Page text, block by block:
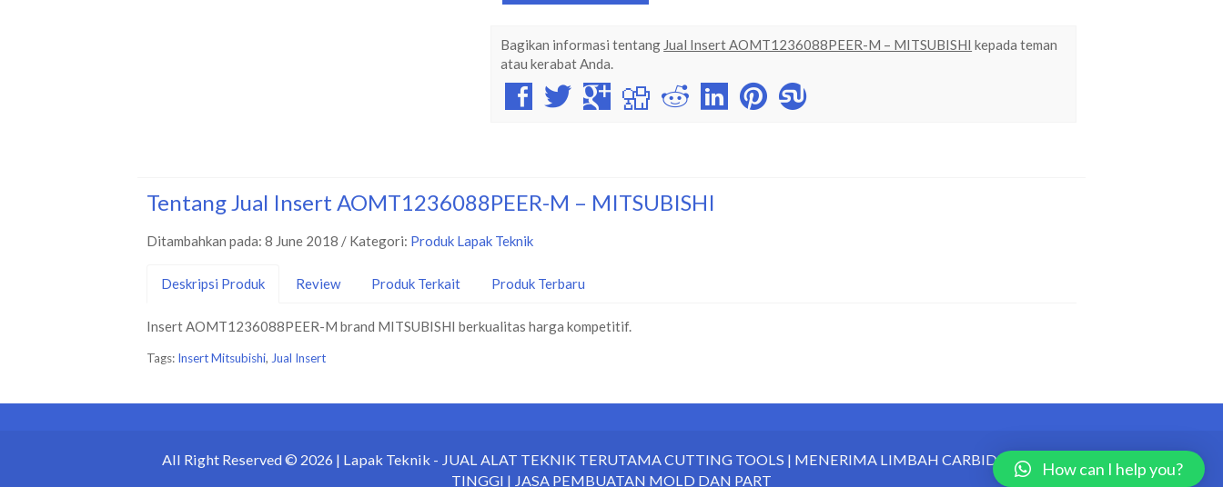
Bagikan informasi tentang Jual Insert AOMT1236088PEER-M – MITSUBISHI kepada teman
atau kerabat Anda.
Tentang Jual Insert AOMT1236088PEER-M – MITSUBISHI
Ditambahkan pada: 8 June 2018 / Kategori: Produk Lapak Teknik
Deskripsi Produk Review Produk Terkait Produk Terbaru
Insert AOMT1236088PEER-M brand MITSUBISHI berkualitas harga kompetitif.
Tags: Insert Mitsubishi, Jual Insert
All Right Reserved © 2026 | Lapak Teknik - JUAL ALAT TEKNIK TERUTAMA CUTTING TOOLS | MENERIMA LIMBAH CARBIDE HARGA
TINGGI | JASA PEMBUATAN MOLD DAN PART
How can I help you?